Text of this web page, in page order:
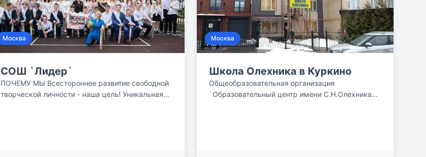
Москва
СОШ `Лидер`
ПОЧЕМУ МЫ Всестороннее развитие свободной
творческой личности - наша цель! Уникальная
Москва
Школа Олехника в Куркино
Общеобразовательная организация
`Образовательный центр имени С.Н.Олехника`